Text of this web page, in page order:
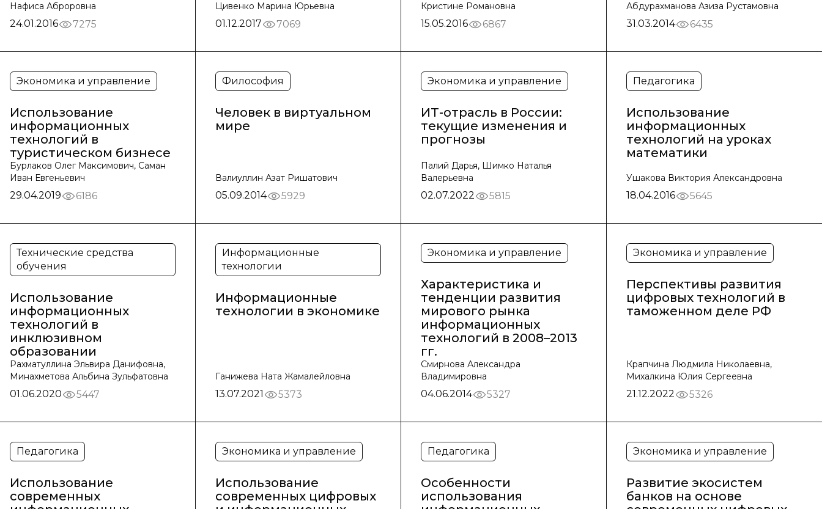
Нафиса Аброровна
24.01.2016 7275
Цивенко Марина Юрьевна
01.12.2017 7069
Кристине Романовна
15.05.2016 6867
Абдурахманова Азиза Рустамовна
31.03.2014 6435
Экономика и управление
Использование
информационных
технологий в
туристическом бизнесе
Бурлаков Олег Максимович, Саман
Иван Евгеньевич
29.04.2019 6186
Философия
Человек в виртуальном
мире
Валиуллин Азат Ришатович
05.09.2014 5929
Экономика и управление
ИТ-отрасль в России:
текущие изменения и
прогнозы
Палий Дарья, Шимко Наталья
Валерьевна
02.07.2022 5815
Педагогика
Использование
информационных
технологий на уроках
математики
Ушакова Виктория Александровна
18.04.2016 5645
Технические средства
обучения
Использование
информационных
технологий в
инклюзивном
образовании
Рахматуллина Эльвира Данифовна,
Минахметова Альбина Зульфатовна
01.06.2020 5447
Информационные
технологии
Информационные
технологии в экономике
Ганижева Ната Жамалейловна
13.07.2021 5373
Экономика и управление
Характеристика и
тенденции развития
мирового рынка
информационных
технологий в 2008–2013
гг.
Смирнова Александра
Владимировна
04.06.2014 5327
Экономика и управление
Перспективы развития
цифровых технологий в
таможенном деле РФ
Крапчина Людмила Николаевна,
Михалкина Юлия Сергеевна
21.12.2022 5326
Педагогика
Использование
современных
Экономика и управление
Использование
современных цифровых
Педагогика
Особенности
использования
Экономика и управление
Развитие экосистем
банков на основе